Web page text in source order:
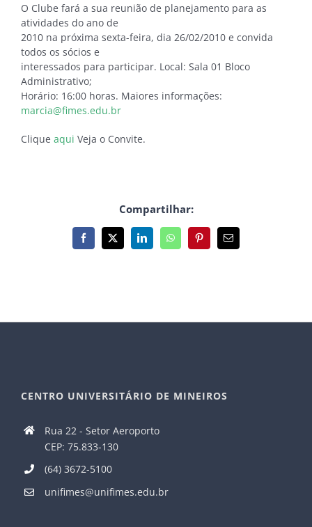
O Clube fará a sua reunião de planejamento para as
atividades do ano de
2010 na próxima sexta-feira, dia 26/02/2010 e convida
todos os sócios e
interessados para participar. Local: Sala 01 Bloco
Administrativo;
Horário: 16:00 horas. Maiores informações:
marcia@fimes.edu.br
Clique aqui Veja o Convite.
Compartilhar:
Facebook
X LinkedInWhatsAppPinterest
E-
mail
CENTRO UNIVERSITÁRIO DE MINEIROS
Rua 22 - Setor Aeroporto
CEP: 75.833-130
(64) 3672-5100
unifimes@unifimes.edu.br